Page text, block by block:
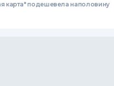
карта" подешевела наполовину